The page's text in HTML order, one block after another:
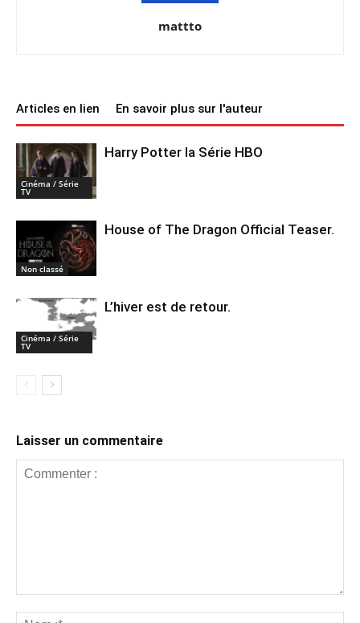
mattto
Articles en lien En savoir plus sur l'auteur
Cinéma / Série
TV
Harry Potter la Série HBO
Non classé
House of The Dragon Official Teaser.
Cinéma / Série
TV
L’hiver est de retour.
Laisser un commentaire